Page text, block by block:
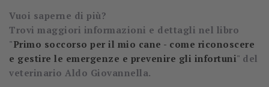
Vuoi saperne di più?
Trovi maggiori informazioni e dettagli nel libro
"Primo soccorso per il mio cane - come riconoscere
e gestire le emergenze e prevenire gli infortuni" del
veterinario Aldo Giovannella.